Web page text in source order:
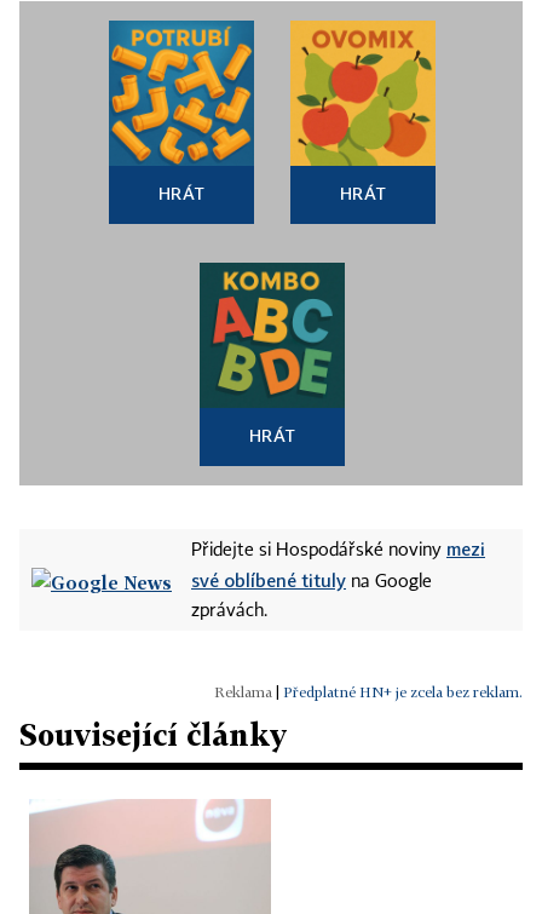
HRÁT HRÁT
HRÁT
Přidejte si Hospodářské noviny mezi
své oblíbené tituly na Google
zprávách.
Předplatné HN+ je zcela bez reklam.
Související články